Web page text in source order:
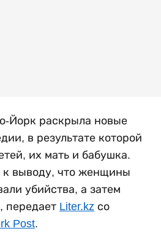
Йорк раскрыла новые
в результате которой
их мать и бабушка.
к выводу, что женщины
убийства, а затем
передает Liter.kz со
Post.